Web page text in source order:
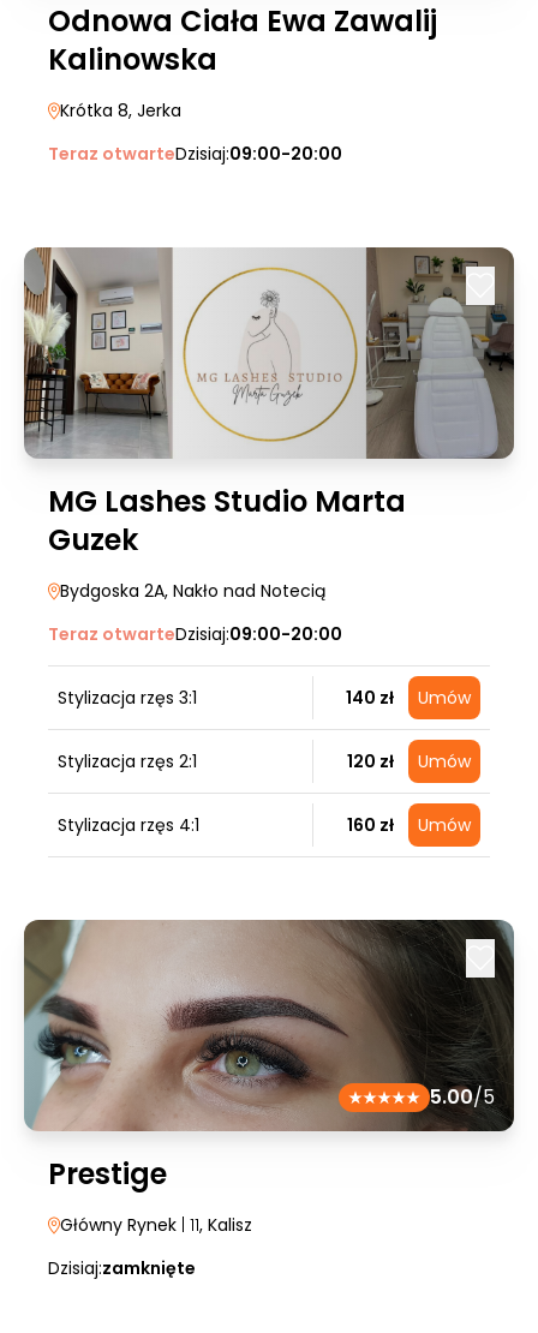
Odnowa Ciała Ewa Zawalij
Kalinowska
Krótka 8, Jerka
Teraz otwarteDzisiaj:09:00-20:00
MG Lashes Studio Marta
Guzek
Bydgoska 2A, Nakło nad Notecią
Teraz otwarteDzisiaj:09:00-20:00
Stylizacja rzęs 3:1 140 zł Umów
Stylizacja rzęs 2:1 120 zł Umów
Stylizacja rzęs 4:1 160 zł Umów
5.00/5
Prestige
Główny Rynek | 11, Kalisz
Dzisiaj:zamknięte